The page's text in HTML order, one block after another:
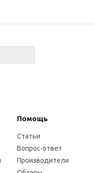
Помощь
Статьи
Вопрос-ответ
Производители